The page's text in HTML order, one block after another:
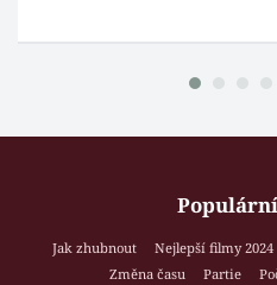
Jak zhubnout Nejlepší filmy 2024
Změna času
Partie